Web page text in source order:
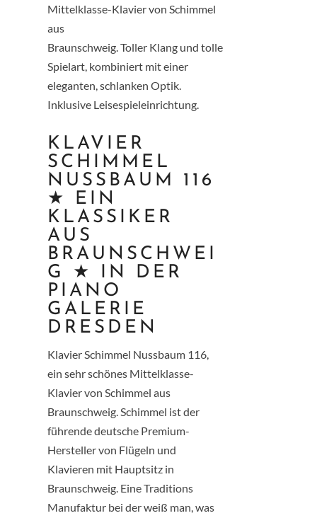
Mittelklasse-Klavier von Schimmel
aus
Braunschweig. Toller Klang und tolle
Spielart, kombiniert mit einer
eleganten, schlanken Optik.
Inklusive Leisespieleinrichtung.
KLAVIER
SCHIMMEL
NUSSBAUM 116
★ EIN
KLASSIKER
AUS
BRAUNSCHWEI
G ★ IN DER
PIANO
GALERIE
DRESDEN
Klavier Schimmel Nussbaum 116,
ein sehr schönes Mittelklasse-
Klavier von Schimmel aus
Braunschweig. Schimmel ist der
führende deutsche Premium-
Hersteller von Flügeln und
Klavieren mit Hauptsitz in
Braunschweig. Eine Traditions
Manufaktur bei der weiß man, was